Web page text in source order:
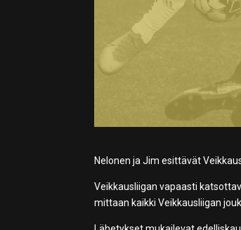
Nelonen ja Jim esittävät
Veikkausliigan vapaasti
mittaan kaikki Veikkausliigan